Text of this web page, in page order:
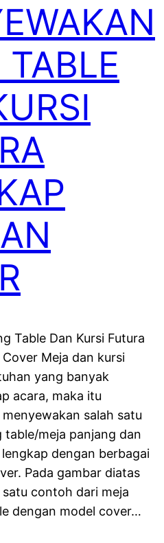
Table Dan Kursi Futura
Meja dan kursi
yang banyak
acara, maka itu
salah satu
meja panjang dan
dengan berbagai
Pada gambar diatas
contoh dari meja
dengan model cover…